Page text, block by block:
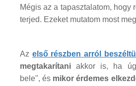
Mégis az a tapasztalatom, hogy
terjed. Ezeket mutatom most
Az első részben arról
megtakarítani akkor is, ha
bele", és mikor érdemes